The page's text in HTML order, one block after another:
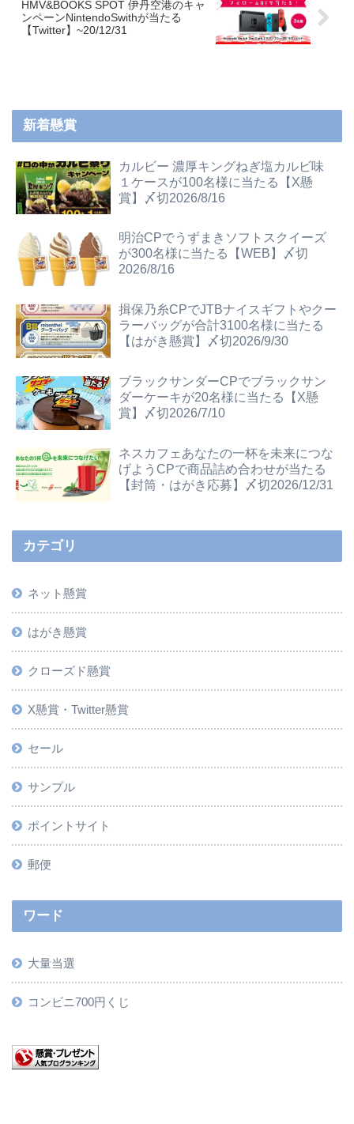
HMV&BOOKS SPOT 伊丹空港のキャ
ンペーンNintendoSwithが当たる
【Twitter】~20/12/31
新着懸賞
カルビー 濃厚キングねぎ塩カルビ味
１ケースが100名様に当たる【X懸
賞】〆切2026/8/16
明治CPでうずまきソフトスクイーズ
が300名様に当たる【WEB】〆切
2026/8/16
揖保乃糸CPでJTBナイスギフトやクー
ラーバッグが合計3100名様に当たる
【はがき懸賞】〆切2026/9/30
ブラックサンダーCPでブラックサン
ダーケーキが20名様に当たる【X懸
賞】〆切2026/7/10
ネスカフェあなたの一杯を未来につな
げようCPで商品詰め合わせが当たる
【封筒・はがき応募】〆切2026/12/31
カテゴリ
ネット懸賞
はがき懸賞
クローズド懸賞
X懸賞・Twitter懸賞
セール
サンプル
ポイントサイト
郵便
ワード
大量当選
コンビニ700円くじ